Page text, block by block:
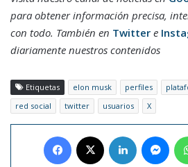
para obtener información precisa,
con todo. También en Twitter e
diariamente nuestros contenidos
Etiquetas elon musk perfiles
red social
twitter usuarios X
Facebook LinkedIn